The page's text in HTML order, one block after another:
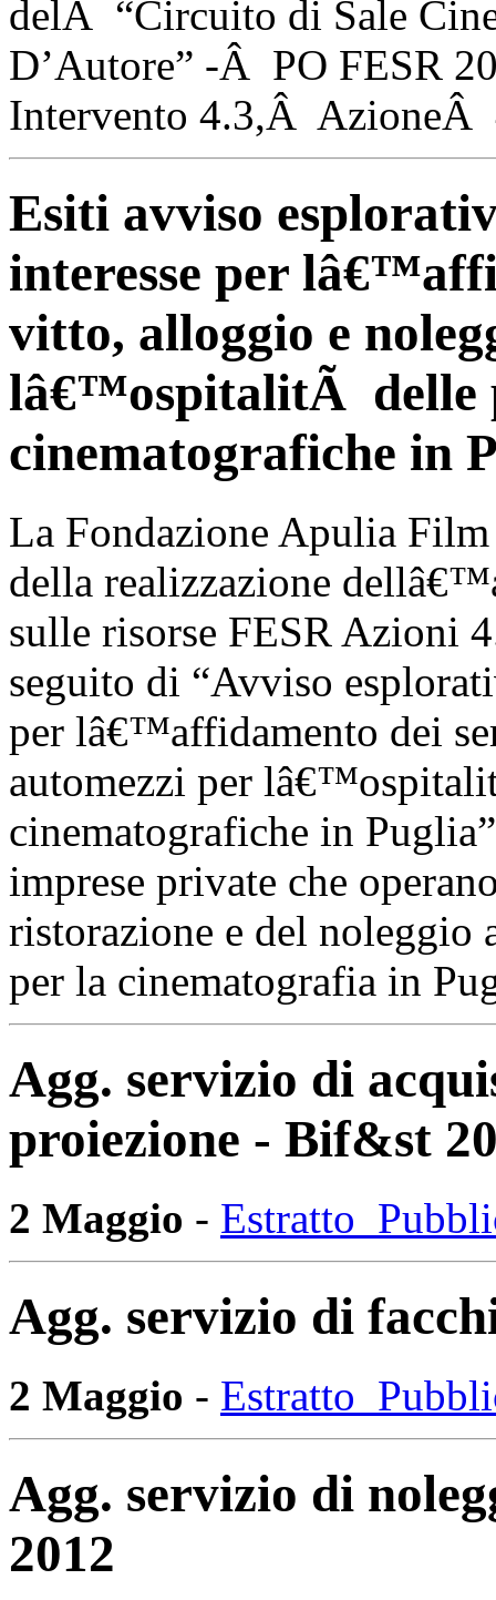
delÂ “Circuito di Sale
D’Autore” -Â PO FESR
Intervento 4.3,Â
Esiti avviso
interesse per
vitto, alloggio e
lâ€™ospitalitÃ delle
cinematografiche in
La Fondazione Apulia
della realizzazione
sulle risorse FESR Azioni
seguito di “Avviso
per lâ€™affidamento dei
automezzi per
cinematografiche in
imprese private che
ristorazione e del noleggio
per la cinematografia in
Agg. servizio di
proiezione - Bif&st
2 Maggio -
Agg. servizio di
2 Maggio -
Agg. servizio di
2012